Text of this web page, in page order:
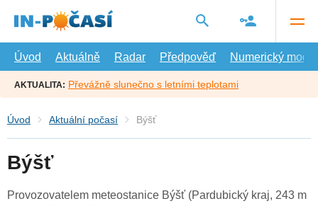
hlavní
Úvod
Aktuálně Radar Předpověď Numerický model
AKTUALITA: Převážně slunečno s letními teplotami
Úvod Aktuální počasí Býšť
Býšť
Provozovatelem meteostanice Býšť (Pardubický kraj, 243 m